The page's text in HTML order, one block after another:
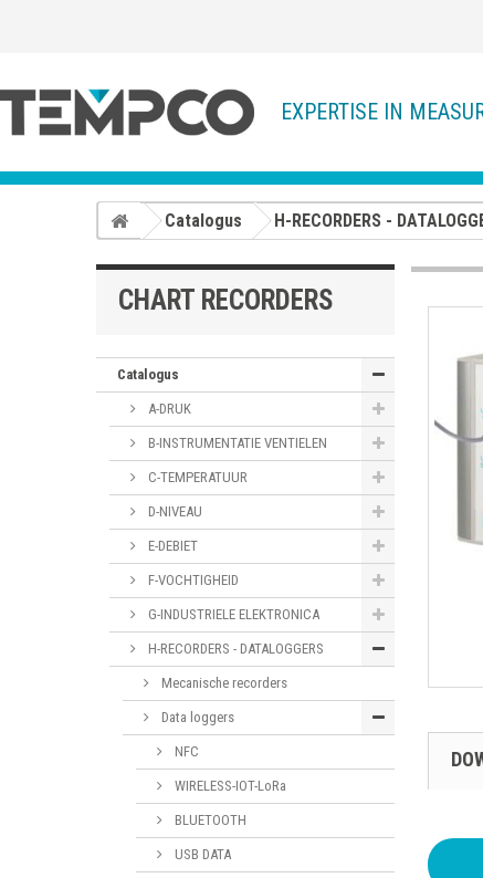
EXPERTISE IN
Catalogus H-RECORDERS -
CHART RECORDERS
Catalogus
A-DRUK
B-INSTRUMENTATIE VENTIELEN
C-TEMPERATUUR
D-NIVEAU
E-DEBIET
F-VOCHTIGHEID
G-INDUSTRIELE ELEKTRONICA
H-RECORDERS - DATALOGGERS
Mecanische recorders
Data loggers
NFC
WIRELESS-IOT-LoRa
BLUETOOTH
USB DATA